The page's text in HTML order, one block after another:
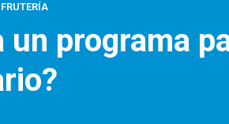
un programa